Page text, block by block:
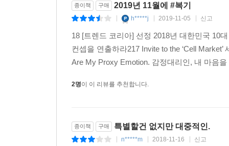
방탄소년단 ·스토리텔링으로 완성도를 높인 무대
·진정성 있는 이야기를 담은 가사
·소셜 네트워크 서비스SNS를 기반으로 한 수평적
배틀로얄 게임 ·과금 없이 게임력으로 승부하는 공
·경쟁 지향적 현실의 간접 체험
AI 스피커 ·개인별로 최적화된 정보에 대한 니즈
·비용 절감을 위한 효율적인 대안
펫 관련 용품 및 서비스 ·대안관계
종이책 구매 2019년 11월에 #복기
h*****j 2019-11-05 신고
18 [트렌드 코리아] 선정 2018년 대한민국 10
컨셉을 연출하라217 Invite to the ‘Cell
Are My Proxy Emotion. 감정대리인, 내 마음
2명이 이 리뷰를 추천합니다.
종이책 구매 특별할건 없지만 대중적인.
n*****m 2018-11-16 신고